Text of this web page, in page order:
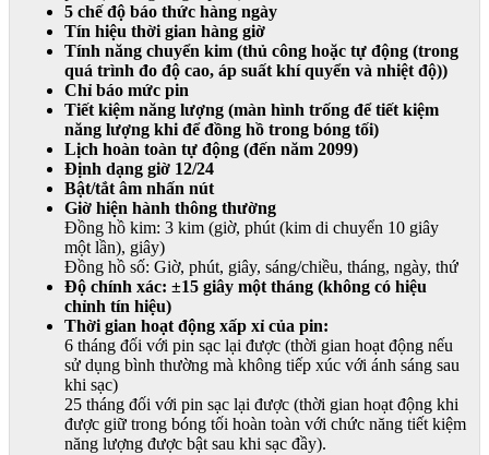
5 chế độ báo thức hàng ngày
Tín hiệu thời gian hàng giờ
Tính năng chuyển kim (thủ công hoặc tự động (trong
quá trình đo độ cao, áp suất khí quyển và nhiệt độ))
Chỉ báo mức pin
Tiết kiệm năng lượng (màn hình trống để tiết kiệm
năng lượng khi để đồng hồ trong bóng tối)
Lịch hoàn toàn tự động (đến năm 2099)
Định dạng giờ 12/24
Bật/tắt âm nhấn nút
Giờ hiện hành thông thường
Đồng hồ kim: 3 kim (giờ, phút (kim di chuyển 10 giây
một lần), giây)
Đồng hồ số: Giờ, phút, giây, sáng/chiều, tháng, ngày, thứ
Độ chính xác: ±15 giây một tháng (không có hiệu
chỉnh tín hiệu)
Thời gian hoạt động xấp xỉ của pin:
6 tháng đối với pin sạc lại được (thời gian hoạt động nếu
sử dụng bình thường mà không tiếp xúc với ánh sáng sau
khi sạc)
25 tháng đối với pin sạc lại được (thời gian hoạt động khi
được giữ trong bóng tối hoàn toàn với chức năng tiết kiệm
năng lượng được bật sau khi sạc đầy).